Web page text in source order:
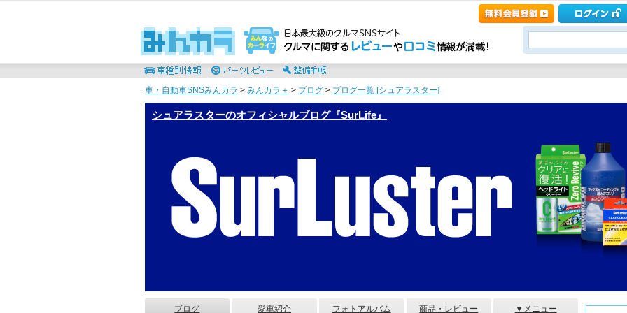
車・自動車SNSみんカラ > みんカラ＋ > ブログ > ブログ一覧 [シュアラスター]
シュアラスターのオフィシャルブログ『SurLife』
ブログ 愛車紹介 フォトアルバム 商品・レビュー ▼メニュー